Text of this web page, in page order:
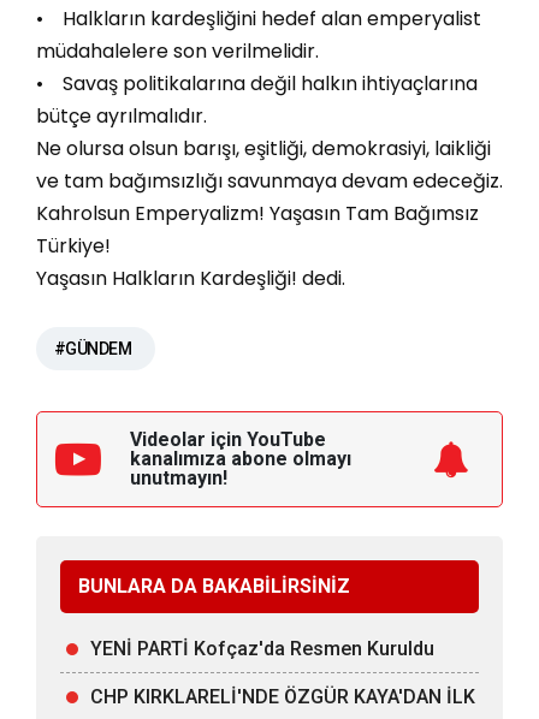
• Halkların kardeşliğini hedef alan emperyalist
müdahalelere son verilmelidir.
• Savaş politikalarına değil halkın ihtiyaçlarına
bütçe ayrılmalıdır.
Ne olursa olsun barışı, eşitliği, demokrasiyi, laikliği
ve tam bağımsızlığı savunmaya devam edeceğiz.
Kahrolsun Emperyalizm! Yaşasın Tam Bağımsız
Türkiye!
Yaşasın Halkların Kardeşliği! dedi.
#GÜNDEM
Videolar için YouTube
kanalımıza abone olmayı
unutmayın!
BUNLARA DA BAKABİLİRSİNİZ
YENİ PARTİ Kofçaz'da Resmen Kuruldu
CHP KIRKLARELİ'NDE ÖZGÜR KAYA'DAN İLK